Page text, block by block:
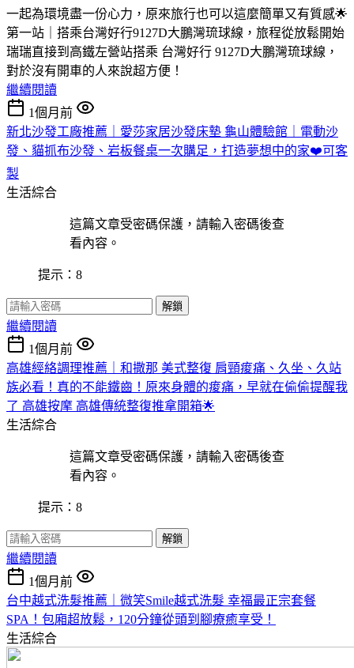
一起為環境盡一份心力，原來旅行也可以這麼簡單又有質感🌟
第一站｜搭乘台灣好行9127D大鵬灣琉球線，旅程從放鬆開始
瑞瑞直接到高鐵左營站搭乘 台灣好行 9127D大鵬灣琉球線，
對於沒有開車的人來說超方便！
繼續閱讀
1個月前
新北沙發工廠推薦｜愛莎家居沙發床墊 龜山體驗館｜電動沙
發、貓抓布沙發、岩板餐桌一次購足，打造夢想中的家❤️可客
製
生活綜合
這篇文章受密碼保護，請輸入密碼後查
看內容。
提示：8
解鎖
繼續閱讀
1個月前
高雄經絡調理推薦｜和撒那 美式整復 肩頸痠痛、久坐、久站
族必看！真的不能鐵齒！原來身體的痠痛，早就在偷偷提醒我
了 高雄按摩 高雄傳統整復推拿開箱🌟
生活綜合
這篇文章受密碼保護，請輸入密碼後查
看內容。
提示：8
解鎖
繼續閱讀
1個月前
台中越式洗髮推薦｜微笑Smile越式洗髮 幸福最正宗套餐
SPA！包廂超放鬆，120分鐘從頭到腳療癒享受！
生活綜合